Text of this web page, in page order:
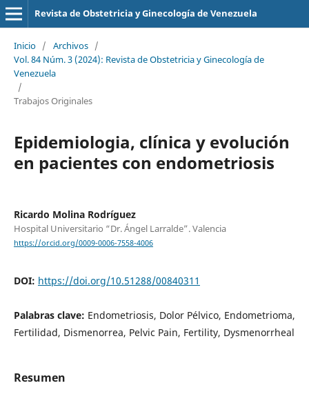
Revista de Obstetricia y Ginecología de Venezuela
Inicio / Archivos /
Vol. 84 Núm. 3 (2024): Revista de Obstetricia y Ginecología de
Venezuela
/
Trabajos Originales
Epidemiologia, clínica y evolución
en pacientes con endometriosis
Ricardo Molina Rodríguez
Hospital Universitario “Dr. Ángel Larralde”. Valencia
https://orcid.org/0009-0006-7558-4006
DOI: https://doi.org/10.51288/00840311
Palabras clave: Endometriosis, Dolor Pélvico, Endometrioma,
Fertilidad, Dismenorrea, Pelvic Pain, Fertility, Dysmenorrheal
Resumen